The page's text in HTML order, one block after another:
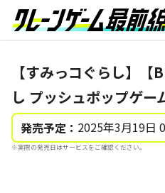
【すみっコぐらし】【
し プッシュポップゲー
発売予定： 2025年3月19日
※実際の発売日はサービスをご確認ください。